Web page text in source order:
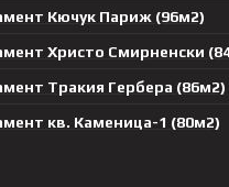
Кючук Париж (96м2)
Христо Смирненски
Тракия Гербера (86м2)
кв. Каменица-1 (80м2)